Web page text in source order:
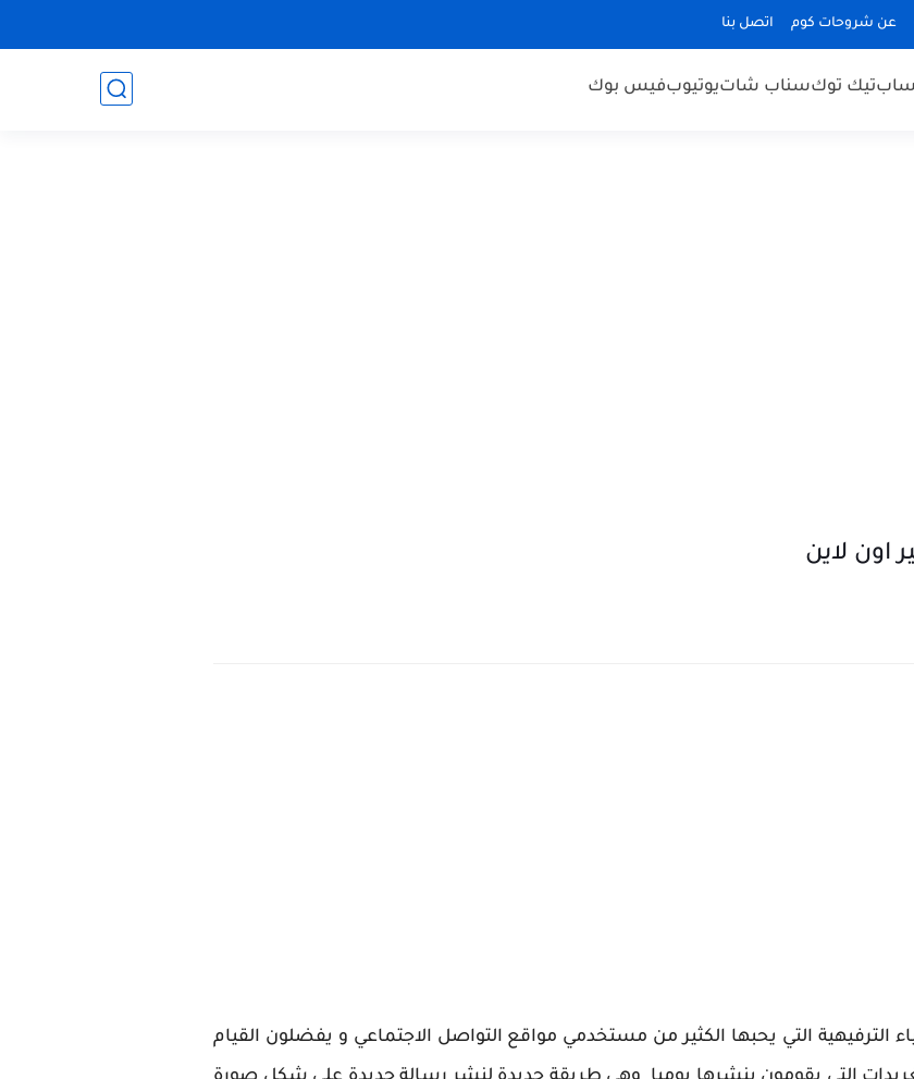
عن شروحات كوم اتصل بنا
تيك توكسناب شاتيوتيوبفيس بوك
اون لاين
الترفيهية التي يحبها الكثير من مستخدمي مواقع التواصل الاجتماعي و يفضلون القيام